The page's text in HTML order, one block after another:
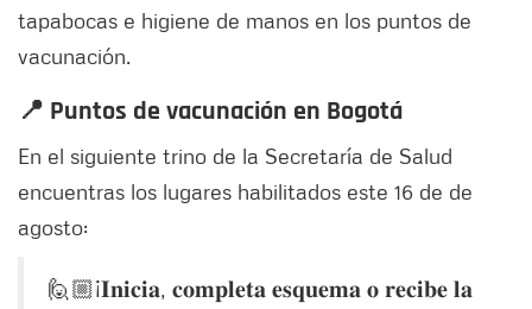
tapabocas e higiene de manos en los puntos de
vacunación.
📍 Puntos de vacunación en Bogotá
En el siguiente trino de la Secretaría de Salud
encuentras los lugares habilitados este 16 de de
agosto:
🙋🏼¡𝐈𝐧𝐢𝐜𝐢𝐚, 𝐜𝐨𝐦𝐩𝐥𝐞𝐭𝐚 𝐞𝐬𝐪𝐮𝐞𝐦𝐚 𝐨 𝐫𝐞𝐜𝐢𝐛𝐞 𝐥𝐚